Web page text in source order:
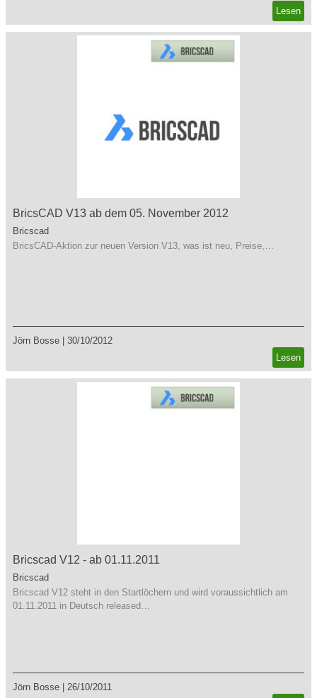
Lesen
BricsCAD V13 ab dem 05. November 2012
Bricscad
BricsCAD-Aktion zur neuen Version V13, was ist neu, Preise,…
Jörn Bosse
30/10/2012
Lesen
Bricscad V12 - ab 01.11.2011
Bricscad
Bricscad V12 steht in den Startlöchern und wird voraussichtlich am
01.11.2011 in Deutsch released…
Jörn Bosse
26/10/2011